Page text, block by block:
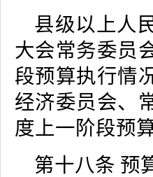
县级以上人
大会常务委员
段预算执行情
经济委员会、
度上一阶段预
第十八条 预